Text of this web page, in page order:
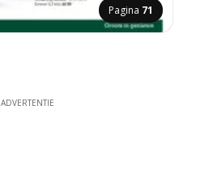
Pagina 71
ADVERTENTIE